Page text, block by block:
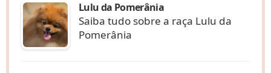
Lulu da Pomerânia
Saiba tudo sobre a raça Lulu da
Pomerânia